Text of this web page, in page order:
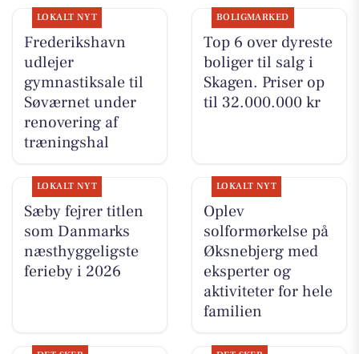
LOKALT NYT
Frederikshavn
udlejer
gymnastiksale til
Søværnet under
renovering af
træningshal
BOLIGMARKED
Top 6 over dyreste
boliger til salg i
Skagen. Priser op
til 32.000.000 kr
LOKALT NYT
Sæby fejrer titlen
som Danmarks
næsthyggeligste
ferieby i 2026
LOKALT NYT
Oplev
solformørkelse på
Øksnebjerg med
eksperter og
aktiviteter for hele
familien